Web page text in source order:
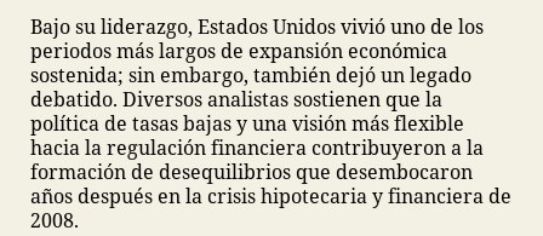
Bajo su liderazgo, Estados Unidos vivió uno de los
periodos más largos de expansión económica
sostenida; sin embargo, también dejó un legado
debatido. Diversos analistas sostienen que la
política de tasas bajas y una visión más flexible
hacia la regulación financiera contribuyeron a la
formación de desequilibrios que desembocaron
años después en la crisis hipotecaria y financiera de
2008.